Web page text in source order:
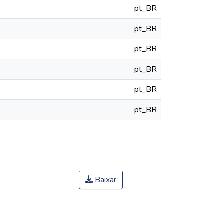
pt_BR
pt_BR
pt_BR
pt_BR
pt_BR
pt_BR
Baixar